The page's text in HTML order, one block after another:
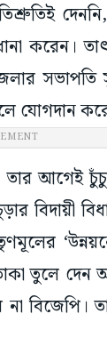
করেন।
যোগদান
আগেই চুঁচুড়া
বিদায়ী
তুলে
বিজেপি।